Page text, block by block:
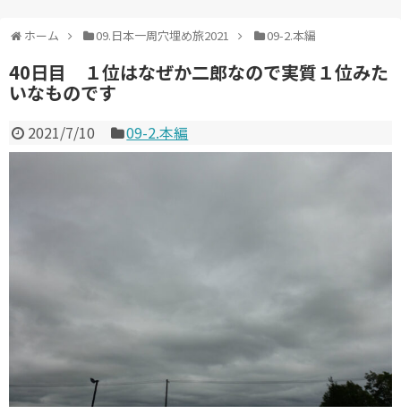
ホーム 09.日本一周穴埋め旅2021 09-2.本編
40日目 １位はなぜか二郎なので実質１位みた
いなものです
2021/7/10 09-2.本編